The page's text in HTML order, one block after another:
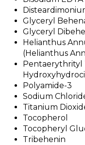
Glyceryl
Glyceryl
Helianthus
(Helianthus
Pentaerythrityl
Polyamide-3
Sodium
Titanium
Tocopherol
Tocopheryl
Tribehenin